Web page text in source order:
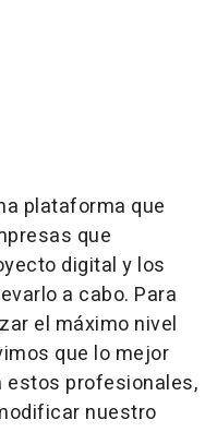
plataforma que
que
digital y los
a cabo. Para
el máximo nivel
que lo mejor
estos profesionales,
nuestro